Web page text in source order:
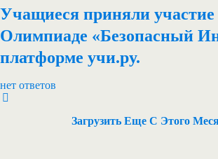
Учащиеся приняли участие
Олимпиаде «Безопасный
платформе учи.ру.
нет ответов
Загрузить Еще С Этого